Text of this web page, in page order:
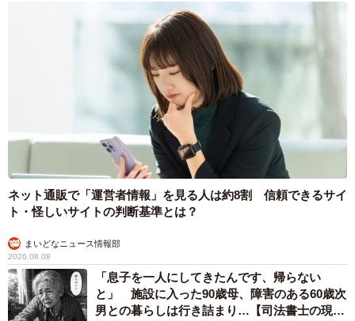
ネット通販で「運営者情報」を見る人は約8割 信頼できるサイ
ト・怪しいサイトの判断基準とは？
まいどなニュース情報部
2026.08.08
「息子を一人にしてきたんです、帰らない
と」 施設に入った90歳母、障害のある60歳次
男との暮らしは行き詰まり…【司法書士の現場